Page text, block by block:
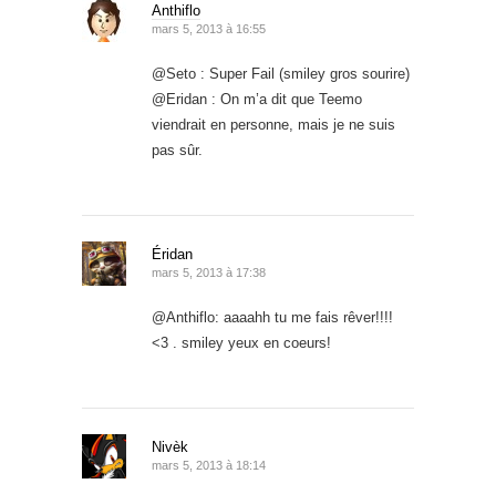
Anthiflo
mars 5, 2013 à 16:55
@Seto : Super Fail (smiley gros sourire)
@Eridan : On m’a dit que Teemo
viendrait en personne, mais je ne suis
pas sûr.
Éridan
mars 5, 2013 à 17:38
@Anthiflo: aaaahh tu me fais rêver!!!!
<3 . smiley yeux en coeurs!
Nivèk
mars 5, 2013 à 18:14